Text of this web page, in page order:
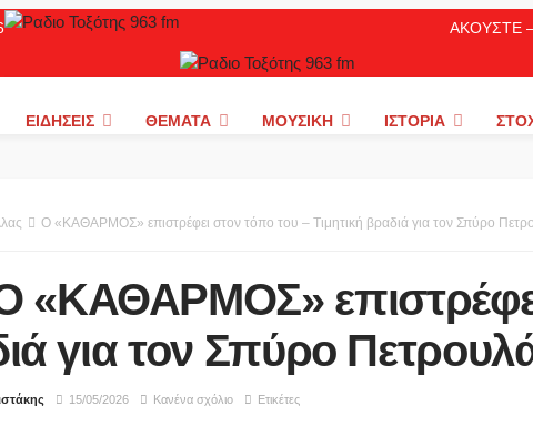
ΑΚΟΥΣΤΕ
ΕΙΔΉΣΕΙΣ ΘΈΜΑΤΑ ΜΟΥΣΙΚΉ ΙΣΤΟΡΊΑ
Ο «ΚΑΘΑΡΜΟΣ» επιστρέφει στον τόπο του – Τιμητική βραδιά για τον Σπύρο
«ΚΑΘΑΡΜΟΣ»
για τον Σπύρο
15/05/2026 Κανένα σχόλιο Ετικέτες